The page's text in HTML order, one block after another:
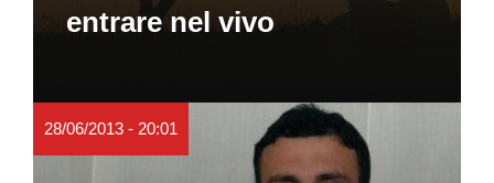
entrare nel vivo
28/06/2013 - 20:01